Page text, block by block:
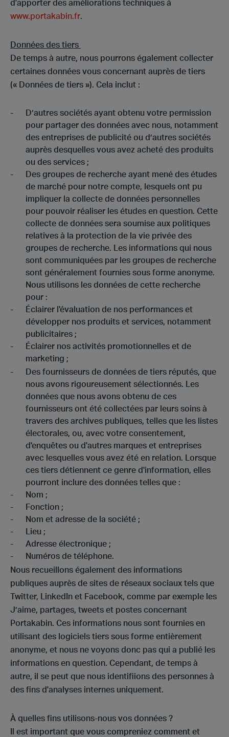
d'apporter des améliorations techniques à
www.portakabin.fr.
Données des tiers
De temps à autre, nous pourrons également collecter
certaines données vous concernant auprès de tiers
(« Données de tiers »). Cela inclut :
D’autres sociétés ayant obtenu votre permission
pour partager des données avec nous, notamment
des entreprises de publicité ou d’autres sociétés
auprès desquelles vous avez acheté des produits
ou des services ;
Des groupes de recherche ayant mené des études
de marché pour notre compte, lesquels ont pu
impliquer la collecte de données personnelles
pour pouvoir réaliser les études en question. Cette
collecte de données sera soumise aux politiques
relatives à la protection de la vie privée des
groupes de recherche. Les informations qui nous
sont communiquées par les groupes de recherche
sont généralement fournies sous forme anonyme.
Nous utilisons les données de cette recherche
pour :
Éclairer l'évaluation de nos performances et
développer nos produits et services, notamment
publicitaires ;
Éclairer nos activités promotionnelles et de
marketing ;
Des fournisseurs de données de tiers réputés, que
nous avons rigoureusement sélectionnés. Les
données que nous avons obtenu de ces
fournisseurs ont été collectées par leurs soins à
travers des archives publiques, telles que les listes
électorales, ou, avec votre consentement,
d'enquêtes ou d'autres marques et entreprises
avec lesquelles vous avez été en relation. Lorsque
ces tiers détiennent ce genre d'information, elles
pourront inclure des données telles que :
Nom ;
Fonction ;
Nom et adresse de la société ;
Lieu ;
Adresse électronique ;
Numéros de téléphone.
Nous recueillons également des informations
publiques auprès de sites de réseaux sociaux tels que
Twitter, LinkedIn et Facebook, comme par exemple les
J’aime, partages, tweets et postes concernant
Portakabin. Ces informations nous sont fournies en
utilisant des logiciels tiers sous forme entièrement
anonyme, et nous ne voyons donc pas qui a publié les
informations en question. Cependant, de temps à
autre, il se peut que nous identifiions des personnes à
des fins d'analyses internes uniquement.
À quelles fins utilisons-nous vos données ?
Il est important que vous compreniez comment et